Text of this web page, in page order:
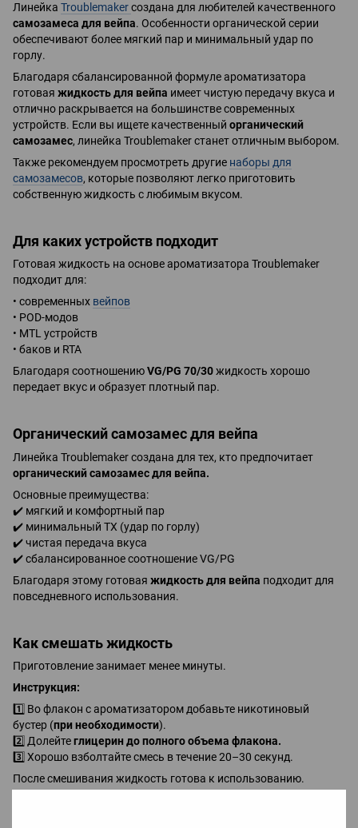
Линейка Troublemakerсоздана для любителей качественного
самозамеса для вейпа. Особенности органической серии
обеспечивают более мягкий пар и минимальный удар по
горлу.
Благодаря сбалансированной формуле ароматизатора
готовая жидкость для вейпа имеет чистую передачу вкуса и
отлично раскрывается на большинстве современных
устройств. Если вы ищете качественный органический
самозамес, линейка Troublemaker станет отличным выбором.
Также рекомендуем просмотреть другие наборы для
самозамесов, которые позволяют легко приготовить
собственную жидкость с любимым вкусом.
Для каких устройств подходит
Готовая жидкость на основе ароматизатора Troublemaker
подходит для:
• современных вейпов
• POD-модов
• MTL устройств
• баков и RTA
Благодаря соотношениюVG/PG 70/30жидкость хорошо
передает вкус и образует плотный пар.
Органический самозамес для вейпа
Линейка Troublemaker создана для тех, кто предпочитает
органический самозамес для вейпа.
Основные преимущества:
✔️ мягкий и комфортный пар
✔️ минимальный ТХ (удар по горлу)
✔️ чистая передача вкуса
✔️ сбалансированное соотношение VG/PG
Благодаря этому готовая жидкость для вейпа подходит для
повседневного использования.
Как смешать жидкость
Приготовление занимает менее минуты.
Инструкция:
1️⃣ Во флакон с ароматизатором добавьте никотиновый
бустер (при необходимости).
2️⃣ Долейтеглицерин до полного объема флакона.
3️⃣ Хорошо взболтайте смесь в течение 20–30 секунд.
После смешивания жидкость готова к использованию.